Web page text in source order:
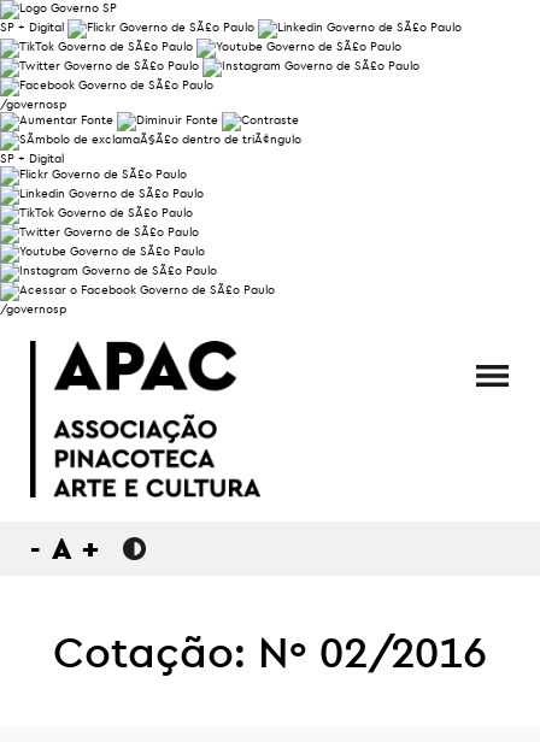
SP + Digital
/governosp
SP + Digital
/governosp
- A +
Cotação: Nº 02/2016